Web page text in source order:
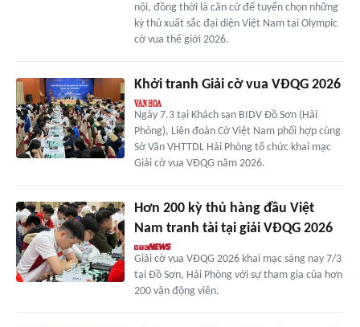
nội, đồng thời là căn cứ để tuyển chọn những
kỳ thủ xuất sắc đại diện Việt Nam tại Olympic
cờ vua thế giới 2026.
Khởi tranh Giải cờ vua VĐQG 2026
Ngày 7.3 tại Khách sạn BIDV Đồ Sơn (Hải
Phòng), Liên đoàn Cờ Việt Nam phối hợp cùng
Sở Văn VHTTDL Hải Phòng tổ chức khai mạc
Giải cờ vua VĐQG năm 2026.
Hơn 200 kỳ thủ hàng đầu Việt
Nam tranh tài tại giải VĐQG 2026
Giải cờ vua VĐQG 2026 khai mạc sáng nay 7/3
tại Đồ Sơn, Hải Phòng với sự tham gia của hơn
200 vận động viên.